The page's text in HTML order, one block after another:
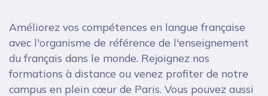
Améliorez vos compétences en langue française
avec l'organisme de référence de l'enseignement
du français dans le monde. Rejoignez nos
formations à distance ou venez profiter de notre
campus en plein cœur de Paris. Vous pouvez aussi